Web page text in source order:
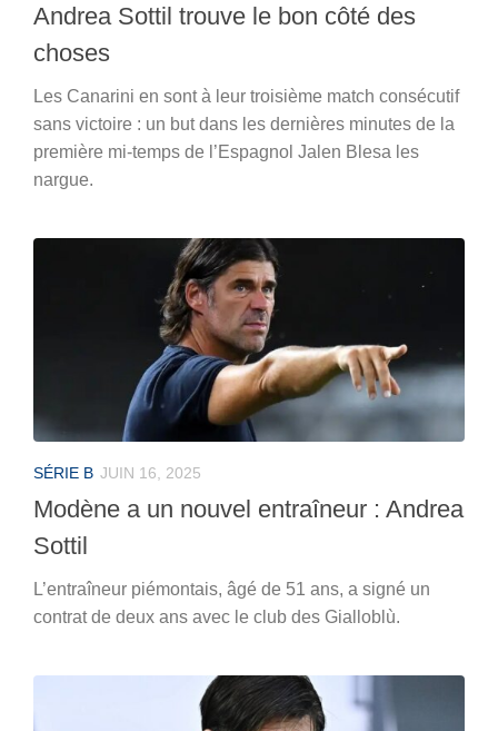
Andrea Sottil trouve le bon côté des
choses
Les Canarini en sont à leur troisième match consécutif
sans victoire : un but dans les dernières minutes de la
première mi-temps de l’Espagnol Jalen Blesa les
nargue.
SÉRIE B JUIN 16, 2025
Modène a un nouvel entraîneur : Andrea
Sottil
L’entraîneur piémontais, âgé de 51 ans, a signé un
contrat de deux ans avec le club des Gialloblù.